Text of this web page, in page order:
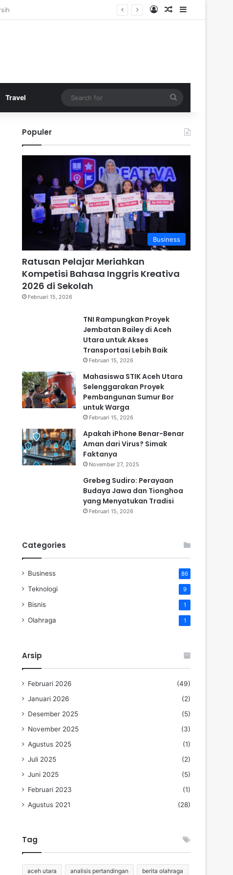
Log InRandom Article
Sidebar
Travel
for
Populer
Business
Ratusan Pelajar Meriahkan
Kompetisi Bahasa Inggris Kreativa
2026 di Sekolah
Februari 15, 2026
TNI Rampungkan Proyek
Jembatan Bailey di Aceh
Utara untuk Akses
Transportasi Lebih Baik
Februari 15, 2026
Mahasiswa STIK Aceh Utara
Selenggarakan Proyek
Pembangunan Sumur Bor
untuk Warga
Februari 15, 2026
Apakah iPhone Benar-Benar
Aman dari Virus? Simak
Faktanya
November 27, 2025
Grebeg Sudiro: Perayaan
Budaya Jawa dan Tionghoa
yang Menyatukan Tradisi
Februari 15, 2026
Categories
Business 86
Teknologi 9
Bisnis 1
Olahraga 1
Arsip
Februari 2026
(49)
Januari 2026
(2)
Desember 2025
(5)
November 2025
(3)
Agustus 2025
(1)
Juli 2025
(2)
Juni 2025
(5)
Februari 2023
(1)
Agustus 2021
(28)
Tag
aceh utara analisis pertandingan berita olahraga